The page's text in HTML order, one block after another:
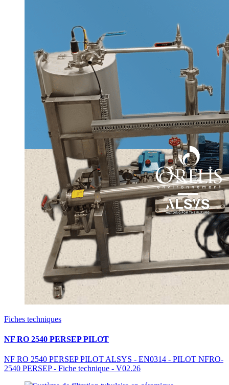
Fiches techniques
NF RO 2540 PERSEP PILOT
NF RO 2540 PERSEP PILOT ALSYS - EN0314 - PILOT NFRO-
2540 PERSEP - Fiche technique - V02.26